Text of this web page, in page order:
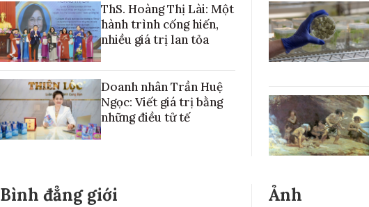
ThS. Hoàng Thị Lài: Một
hành trình cống hiến,
nhiều giá trị lan tỏa
Doanh nhân Trần Huệ
Ngọc: Viết giá trị bằng
những điều tử tế
Bình đẳng giới Ảnh